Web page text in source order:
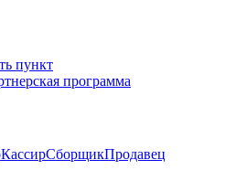
пункт
программа
КассирСборщикПродавец